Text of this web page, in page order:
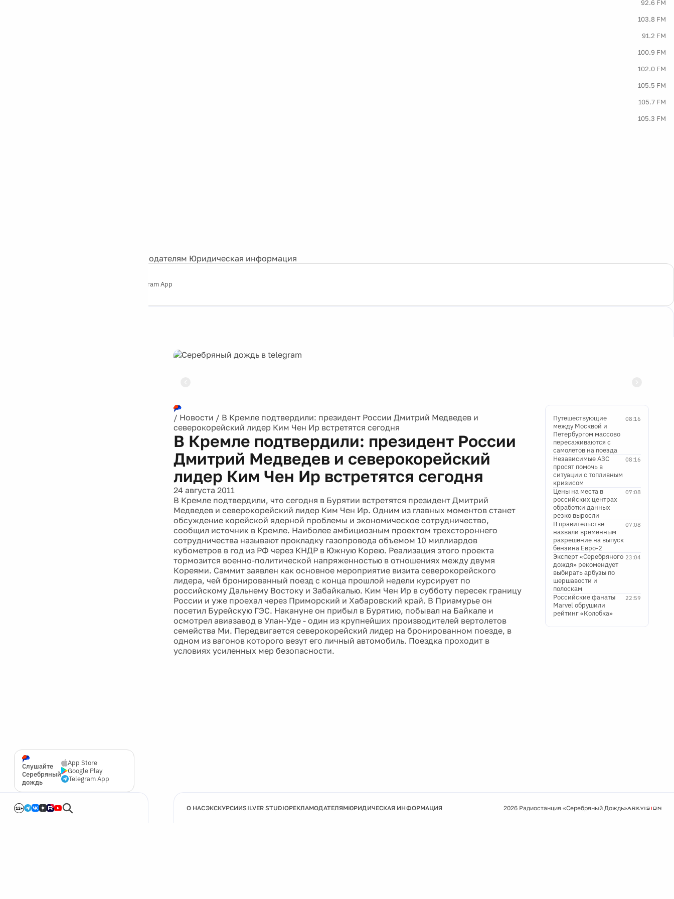
92.6 FM
103.8 FM
91.2 FM
100.9 FM
102.0 FM
105.5 FM
105.7 FM
105.3 FM
Рекламодателям Юридическая информация
Telegram App
Слушайте
Серебряный
дождь
App Store
Google Play
Telegram App
12+
/ Новости / В Кремле подтвердили: президент России Дмитрий Медведев и
северокорейский лидер Ким Чен Ир встретятся сегодня
В Кремле подтвердили: президент России
Дмитрий Медведев и северокорейский
лидер Ким Чен Ир встретятся сегодня
24 августа 2011
В Кремле подтвердили, что сегодня в Бурятии встретятся президент Дмитрий
Медведев и северокорейский лидер Ким Чен Ир. Одним из главных моментов станет
обсуждение корейской ядерной проблемы и экономическое сотрудничество,
сообщил источник в Кремле. Наиболее амбициозным проектом трехстороннего
сотрудничества называют прокладку газопровода объемом 10 миллиардов
кубометров в год из РФ через КНДР в Южную Корею. Реализация этого проекта
тормозится военно-политической напряженностью в отношениях между двумя
Кореями. Саммит заявлен как основное мероприятие визита северокорейского
лидера, чей бронированный поезд с конца прошлой недели курсирует по
российскому Дальнему Востоку и Забайкалью. Ким Чен Ир в субботу пересек границу
России и уже проехал через Приморский и Хабаровский край. В Приамурье он
посетил Бурейскую ГЭС. Накануне он прибыл в Бурятию, побывал на Байкале и
осмотрел авиазавод в Улан-Уде - один из крупнейших производителей вертолетов
семейства Ми. Передвигается северокорейский лидер на бронированном поезде, в
одном из вагонов которого везут его личный автомобиль. Поездка проходит в
условиях усиленных мер безопасности.
08:16
Путешествующие
между Москвой и
Петербургом массово
пересаживаются с
самолетов на поезда
08:16
Независимые АЗС
просят помочь в
ситуации с топливным
кризисом
07:08
Цены на места в
российских центрах
обработки данных
резко выросли
07:08
В правительстве
назвали временным
разрешение на выпуск
бензина Евро-2
23:04
Эксперт «Серебряного
дождя» рекомендует
выбирать арбузы по
шершавости и
полоскам
22:59
Российские фанаты
Marvel обрушили
рейтинг «Колобка»
О НАСЭКСКУРСИИSILVER STUDIOРЕКЛАМОДАТЕЛЯМЮРИДИЧЕСКАЯ ИНФОРМАЦИЯ 2026 Радиостанция «Серебряный Дождь»